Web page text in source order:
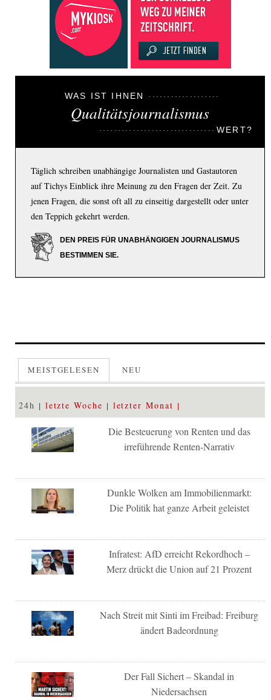
WAS IST IHNEN
Qualitätsjournalismus
WERT?
Täglich schreiben unabhängige Journalisten und Gastautoren
auf Tichys Einblick ihre Meinung zu den Fragen der Zeit. Zu
jenen Fragen, die sonst oft all zu einseitig dargestellt oder unter
den Teppich gekehrt werden.
DEN PREIS FÜR UNABHÄNGIGEN JOURNALISMUS
BESTIMMEN SIE.
MEISTGELESEN NEU
24h letzte Woche letzter Monat
Die Besteuerung von Renten und das
irreführende Renten-Narrativ
Dunkle Wolken am Immobilienmarkt:
Die Politik hat ganze Arbeit geleistet
Infratest: AfD erreicht Rekordhoch –
Merz drückt die Union auf 21 Prozent
Nach Streit mit Sinti im Freibad: Freiburg
ändert Badeordnung
Der Fall Sichert – Skandal in
Niedersachsen